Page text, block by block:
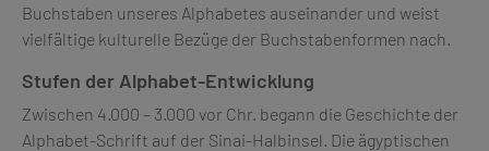
Buchstaben unseres Alphabetes auseinander und weist
vielfältige kulturelle Bezüge der Buchstabenformen nach.
Stufen der Alphabet-Entwicklung
Zwischen 4.000 – 3.000 vor Chr. begann die Geschichte der
Alphabet-Schrift auf der Sinai-Halbinsel. Die ägyptischen